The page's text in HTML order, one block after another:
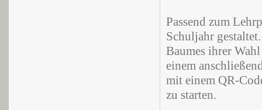
Passend zum
Schuljahr
Baumes ihrer
einem
mit einem QR-
zu starten.